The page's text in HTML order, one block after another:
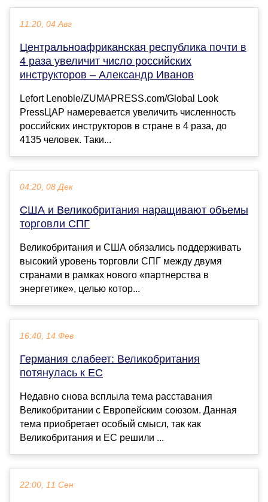
11:20, 04 Авг
Центральноафриканская республика почти в
4 раза увеличит число российских
инструкторов – Александр Иванов
Lefort Lenoble/ZUMAPRESS.com/Global Look
PressЦАР намеревается увеличить численность
российских инструкторов в стране в 4 раза, до
4135 человек. Таки...
04:20, 08 Дек
США и Великобритания наращивают объемы
торговли СПГ
Великобритания и США обязались поддерживать
высокий уровень торговли СПГ между двумя
странами в рамках нового «партнерства в
энергетике», целью котор...
16:40, 14 Фев
Германия слабеет: Великобритания
потянулась к ЕС
Недавно снова всплыла тема расставания
Великобритании с Европейским союзом. Данная
тема приобретает особый смысл, так как
Великобритания и ЕС решили ...
22:00, 11 Сен